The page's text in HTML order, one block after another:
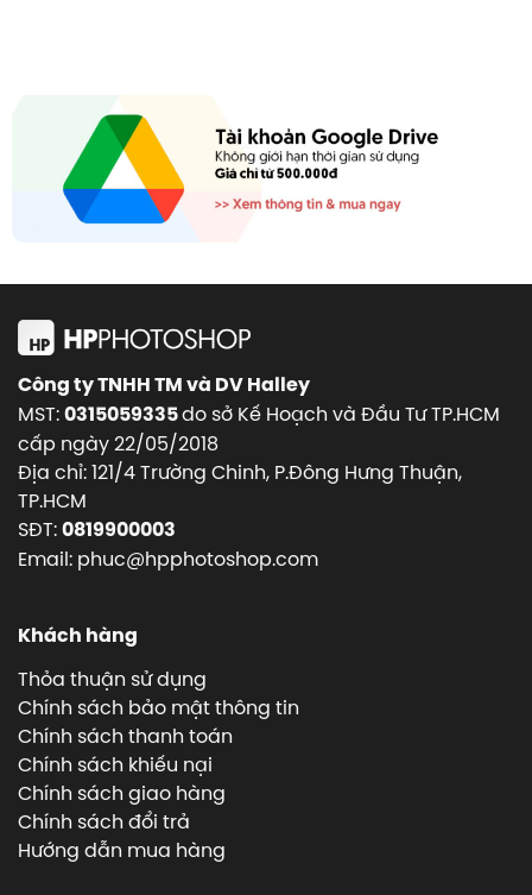
Công ty TNHH TM và DV Halley
MST:0315059335do sở Kế Hoạch và Đầu Tư TP.HCM
cấp ngày 22/05/2018
Địa chỉ: 121/4 Trường Chinh, P.Đông Hưng Thuận,
TP.HCM
SĐT:0819900003
Email: phuc@hpphotoshop.com
Khách hàng
Thỏa thuận sử dụng
Chính sách bảo mật thông tin
Chính sách thanh toán
Chính sách khiếu nại
Chính sách giao hàng
Chính sách đổi trả
Hướng dẫn mua hàng